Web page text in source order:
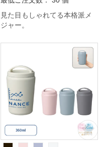
見た目もしゃれてる本格派メ
ジャー。